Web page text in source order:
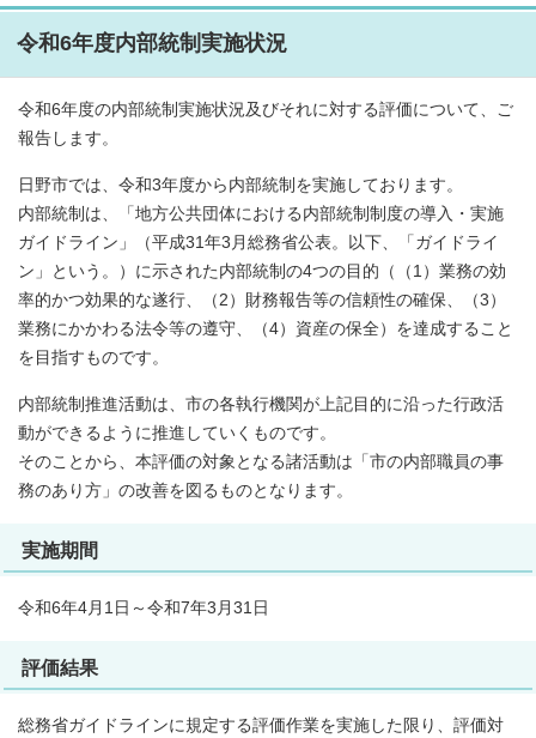
令和6年度内部統制実施状況
令和6年度の内部統制実施状況及びそれに対する評価について、ご
報告します。
日野市では、令和3年度から内部統制を実施しております。
内部統制は、「地方公共団体における内部統制制度の導入・実施
ガイドライン」（平成31年3月総務省公表。以下、「ガイドライ
ン」という。）に示された内部統制の4つの目的（（1）業務の効
率的かつ効果的な遂行、（2）財務報告等の信頼性の確保、（3）
業務にかかわる法令等の遵守、（4）資産の保全）を達成すること
を目指すものです。
内部統制推進活動は、市の各執行機関が上記目的に沿った行政活
動ができるように推進していくものです。
そのことから、本評価の対象となる諸活動は「市の内部職員の事
務のあり方」の改善を図るものとなります。
実施期間
令和6年4月1日～令和7年3月31日
評価結果
総務省ガイドラインに規定する評価作業を実施した限り、評価対